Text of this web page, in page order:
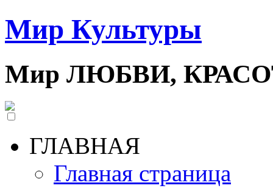
Мир Культуры
Мир ЛЮБВИ,
ГЛАВНАЯ
Главная страница